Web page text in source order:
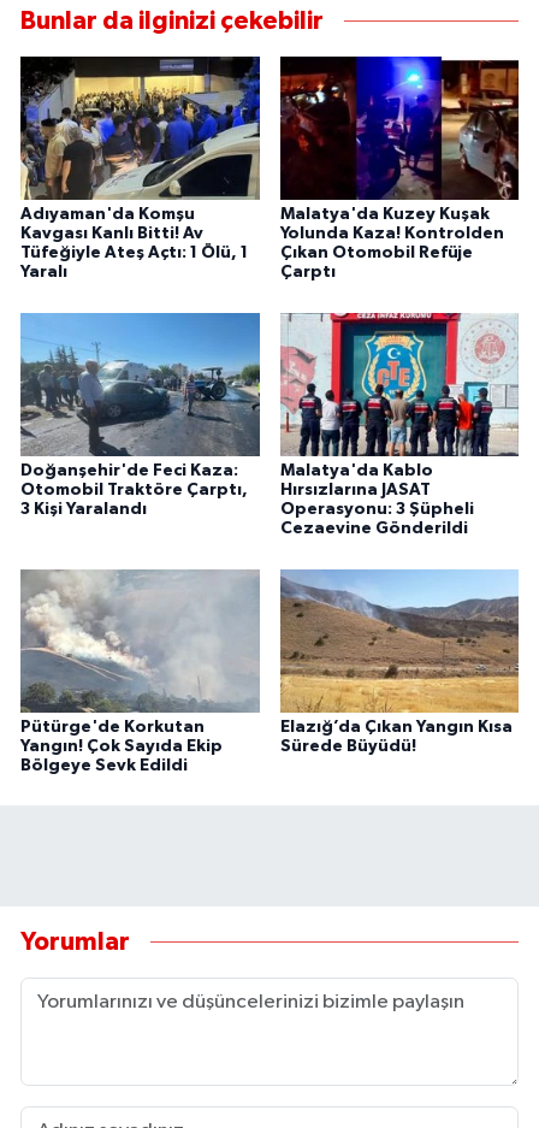
Bunlar da ilginizi çekebilir
Adıyaman'da Komşu
Kavgası Kanlı Bitti! Av
Tüfeğiyle Ateş Açtı: 1 Ölü, 1
Yaralı
Malatya'da Kuzey Kuşak
Yolunda Kaza! Kontrolden
Çıkan Otomobil Refüje
Çarptı
Doğanşehir'de Feci Kaza:
Otomobil Traktöre Çarptı,
3 Kişi Yaralandı
Malatya'da Kablo
Hırsızlarına JASAT
Operasyonu: 3 Şüpheli
Cezaevine Gönderildi
Pütürge'de Korkutan
Yangın! Çok Sayıda Ekip
Bölgeye Sevk Edildi
Elazığ’da Çıkan Yangın Kısa
Sürede Büyüdü!
Yorumlar